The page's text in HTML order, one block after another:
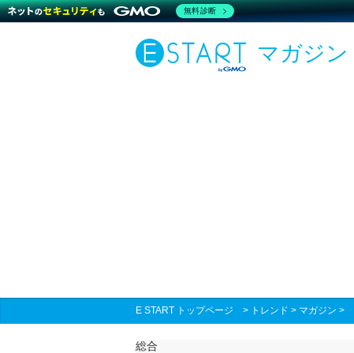
マガジン
E START トップページ > トレンド > マガジン >
総合
無料診断